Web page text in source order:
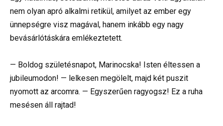
nem olyan apró alkalmi retikül, amilyet az ember egy
ünnepségre visz magával, hanem inkább egy nagy
bevásárlótáskára emlékeztetett.
— Boldog születésnapot, Marinocska! Isten éltessen a
jubileumodon! — lelkesen megölelt, majd két puszit
nyomott az arcomra. — Egyszerűen ragyogsz! Ez a ruha
mesésen áll rajtad!